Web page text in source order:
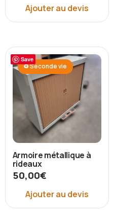
Ajouter au devis
Save
♻ Seconde vie
Armoire métallique à
rideaux
50,00€
Ajouter au devis